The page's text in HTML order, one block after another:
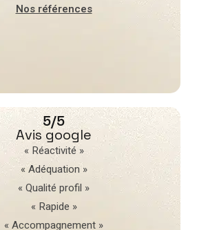
Nos références
5/5
Avis google
« Réactivité »
« Adéquation »
« Qualité profil »
« Rapide »
« Accompagnement »